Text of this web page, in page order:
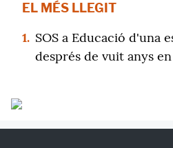
EL MÉS LLEGIT
1. SOS a Educació d'una
després de vuit anys